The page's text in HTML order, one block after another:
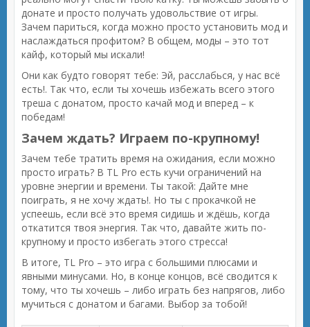
донате и просто получать удовольствие от игры.
Зачем париться, когда можно просто установить мод и
наслаждаться профитом? В общем, моды – это тот
кайф, который мы искали!
Они как будто говорят тебе: Эй, расслабься, у нас всё
есть!. Так что, если ты хочешь избежать всего этого
треша с донатом, просто качай мод и вперед – к
победам!
Зачем ждать? Играем по-крупному!
Зачем тебе тратить время на ожидания, если можно
просто играть? В TL Pro есть кучи ограничений на
уровне энергии и времени. Ты такой: Дайте мне
поиграть, я не хочу ждать!. Но ты с прокачкой не
успеешь, если всё это время сидишь и ждёшь, когда
откатится твоя энергия. Так что, давайте жить по-
крупному и просто избегать этого стресса!
В итоге, TL Pro – это игра с большими плюсами и
явными минусами. Но, в конце концов, всё сводится к
тому, что ты хочешь – либо играть без напрягов, либо
мучиться с донатом и багами. Выбор за тобой!